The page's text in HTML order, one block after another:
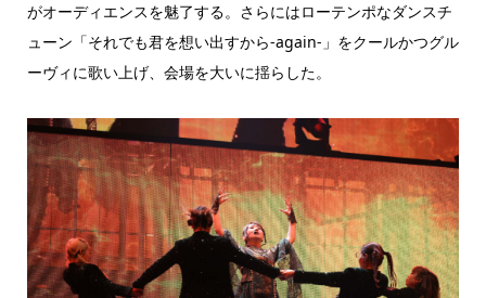
がオーディエンスを魅了する。さらにはローテンポなダンスチ
ューン「それでも君を想い出すから-again-」をクールかつグル
ーヴィに歌い上げ、会場を大いに揺らした。